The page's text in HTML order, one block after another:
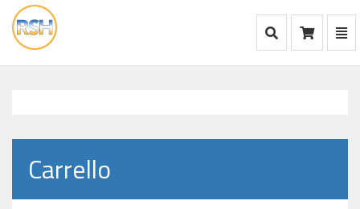
vai
alla
Mostra Ricerca
Carrello